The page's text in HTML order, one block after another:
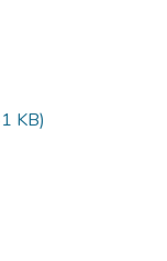
KB)